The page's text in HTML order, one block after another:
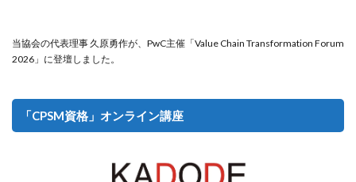
当協会の代表理事 久原勇作が、PwC主催「Value Chain Transformation Forum
2026」に登壇しました。
「CPSM資格」オンライン講座